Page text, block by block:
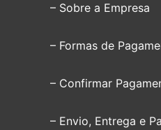
– Sobre a Empresa
– Formas de
– Confirmar
– Envio, Entrega e